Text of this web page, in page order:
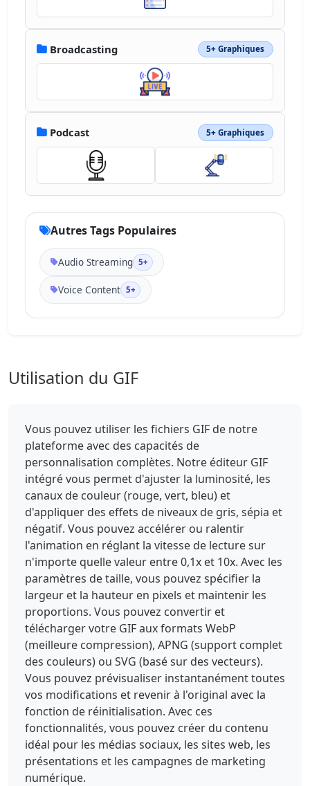
Broadcasting 5+ Graphiques
Podcast 5+ Graphiques
Autres Tags Populaires
Audio Streaming 5+
Voice Content 5+
Utilisation du GIF
Vous pouvez utiliser les fichiers GIF de notre
plateforme avec des capacités de
personnalisation complètes. Notre éditeur GIF
intégré vous permet d'ajuster la luminosité, les
canaux de couleur (rouge, vert, bleu) et
d'appliquer des effets de niveaux de gris, sépia et
négatif. Vous pouvez accélérer ou ralentir
l'animation en réglant la vitesse de lecture sur
n'importe quelle valeur entre 0,1x et 10x. Avec les
paramètres de taille, vous pouvez spécifier la
largeur et la hauteur en pixels et maintenir les
proportions. Vous pouvez convertir et
télécharger votre GIF aux formats WebP
(meilleure compression), APNG (support complet
des couleurs) ou SVG (basé sur des vecteurs).
Vous pouvez prévisualiser instantanément toutes
vos modifications et revenir à l'original avec la
fonction de réinitialisation. Avec ces
fonctionnalités, vous pouvez créer du contenu
idéal pour les médias sociaux, les sites web, les
présentations et les campagnes de marketing
numérique.